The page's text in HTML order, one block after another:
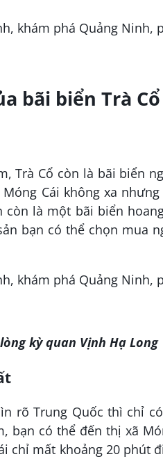
bãi biển Trà Cổ
Trà Cổ còn là bãi biển
Cái không xa
còn là một bãi biển
bạn có thể chọn mua
kỳ quan Vịnh Hạ Long
rõ Trung Quốc thì chỉ
bạn có thể đến thị xã
chỉ mất khoảng 20 phút